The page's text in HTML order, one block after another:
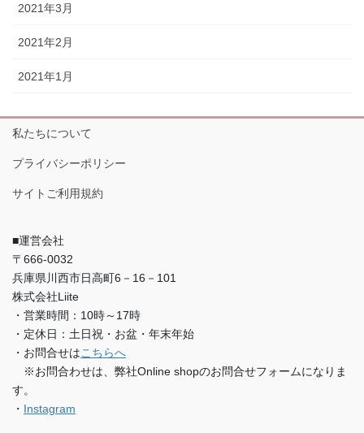
2021年3月
2021年2月
2021年1月
私たちについて
プライバシーポリシー
サイトご利用規約
■運営会社
〒666-0032
兵庫県川西市日高町6－16－101
株式会社Liite
・営業時間：10時～17時
・定休日：土日祝・お盆・年末年始
・お問合せはこちらへ
※お問合わせは、弊社Online shopのお問合せフォームになりま
す。
・ Instagram